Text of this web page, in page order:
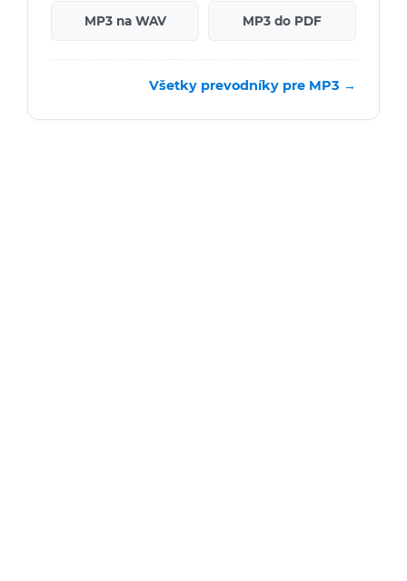
MP3 na WAV MP3 do PDF
Všetky prevodníky pre MP3 →